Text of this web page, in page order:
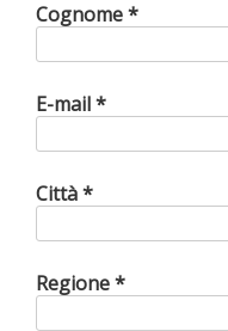
Cognome *
E-mail *
Città *
Regione *